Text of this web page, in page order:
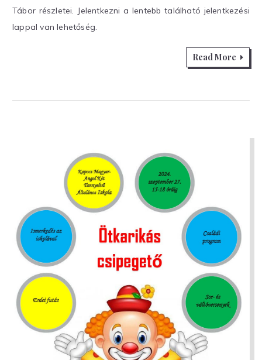
Tábor részletei. Jelentkezni a lentebb található jelentkezési
lappal van lehetőség.
Read More